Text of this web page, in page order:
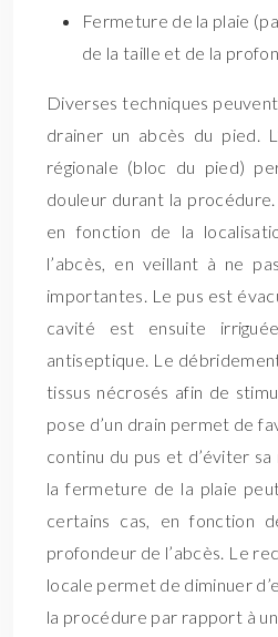
Fermeture de la plaie
de la taille et de la
Diverses techniques
drainer un abcès du pied.
régionale (bloc du pied)
douleur durant la procédure.
en fonction de la
l’abcès, en veillant à ne
importantes. Le pus est
cavité est ensuite
antiseptique. Le
tissus nécrosés afin de
pose d’un drain permet de
continu du pus et d’éviter
la fermeture de la plaie
certains cas, en fonction
profondeur de l’abcès. Le
locale permet de diminuer
la procédure par rapport à